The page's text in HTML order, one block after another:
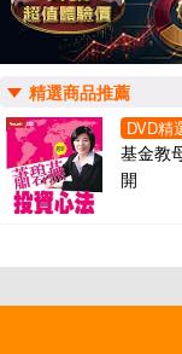
精選商品推薦
DVD精
基金教
開